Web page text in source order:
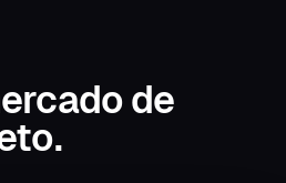
de
.